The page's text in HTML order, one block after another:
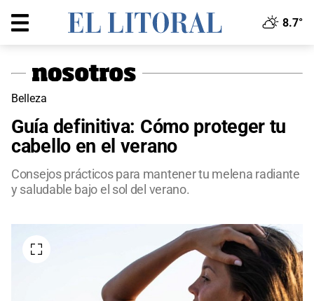
8.7°
Belleza
Guía definitiva: Cómo proteger tu
cabello en el verano
Consejos prácticos para mantener tu melena radiante
y saludable bajo el sol del verano.